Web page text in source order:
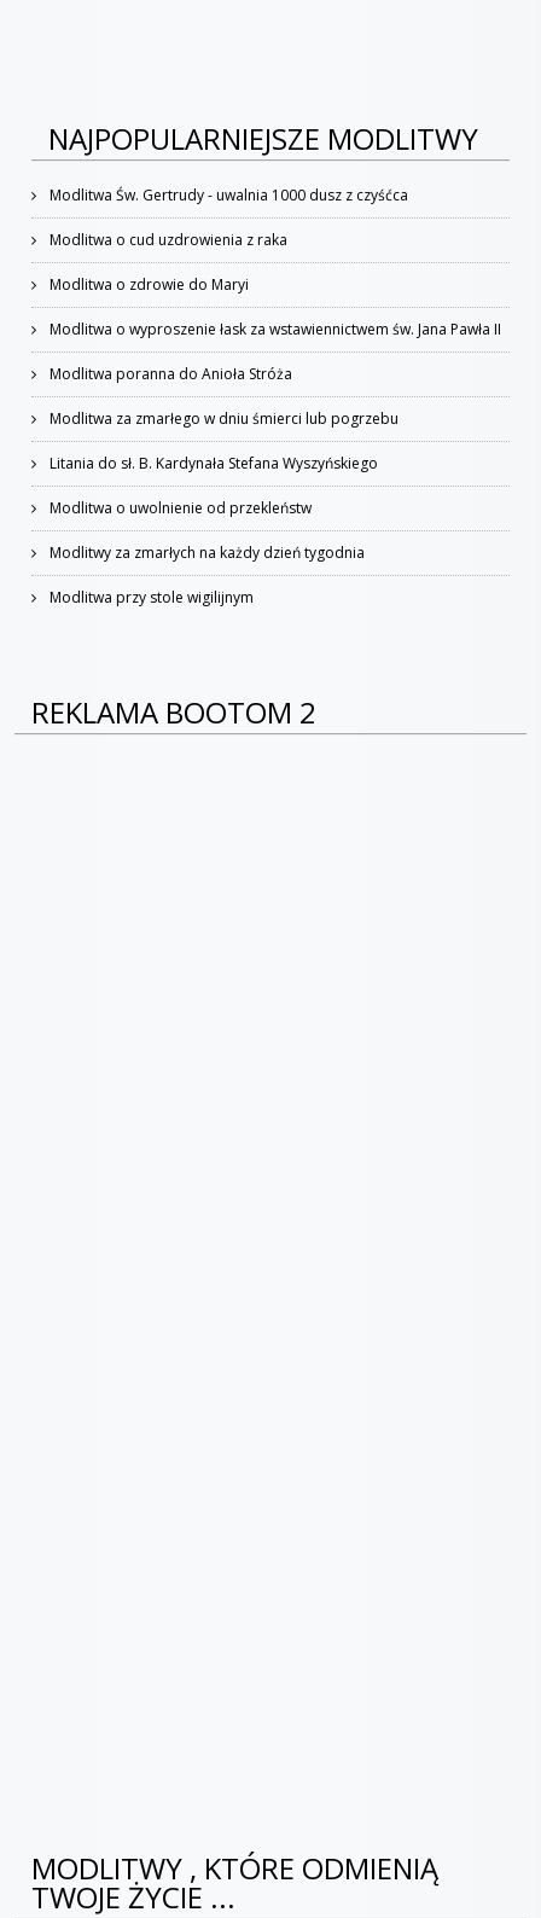
NAJPOPULARNIEJSZE MODLITWY
Modlitwa Św. Gertrudy - uwalnia 1000 dusz z czyśćca
Modlitwa o cud uzdrowienia z raka
Modlitwa o zdrowie do Maryi
Modlitwa o wyproszenie łask za wstawiennictwem św. Jana Pawła II
Modlitwa poranna do Anioła Stróża
Modlitwa za zmarłego w dniu śmierci lub pogrzebu
Litania do sł. B. Kardynała Stefana Wyszyńskiego
Modlitwa o uwolnienie od przekleństw
Modlitwy za zmarłych na każdy dzień tygodnia
Modlitwa przy stole wigilijnym
REKLAMA BOOTOM 2
MODLITWY , KTÓRE ODMIENIĄ
TWOJE ŻYCIE ...